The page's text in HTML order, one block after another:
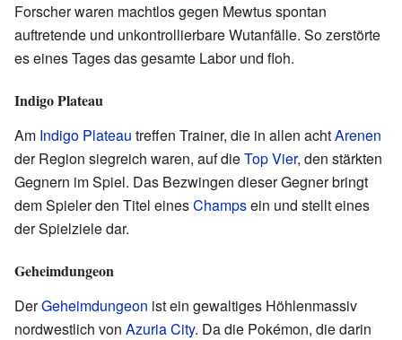
Forscher waren machtlos gegen Mewtus spontan
auftretende und unkontrollierbare Wutanfälle. So zerstörte
es eines Tages das gesamte Labor und floh.
Indigo Plateau
Am Indigo Plateau treffen Trainer, die in allen achtArenen
der Region siegreich waren, auf dieTop Vier, den stärkten
Gegnern im Spiel. Das Bezwingen dieser Gegner bringt
dem Spieler den Titel einesChampsein und stellt eines
der Spielziele dar.
Geheimdungeon
DerGeheimdungeon ist ein gewaltiges Höhlenmassiv
nordwestlich von Azuria City. Da die Pokémon, die darin